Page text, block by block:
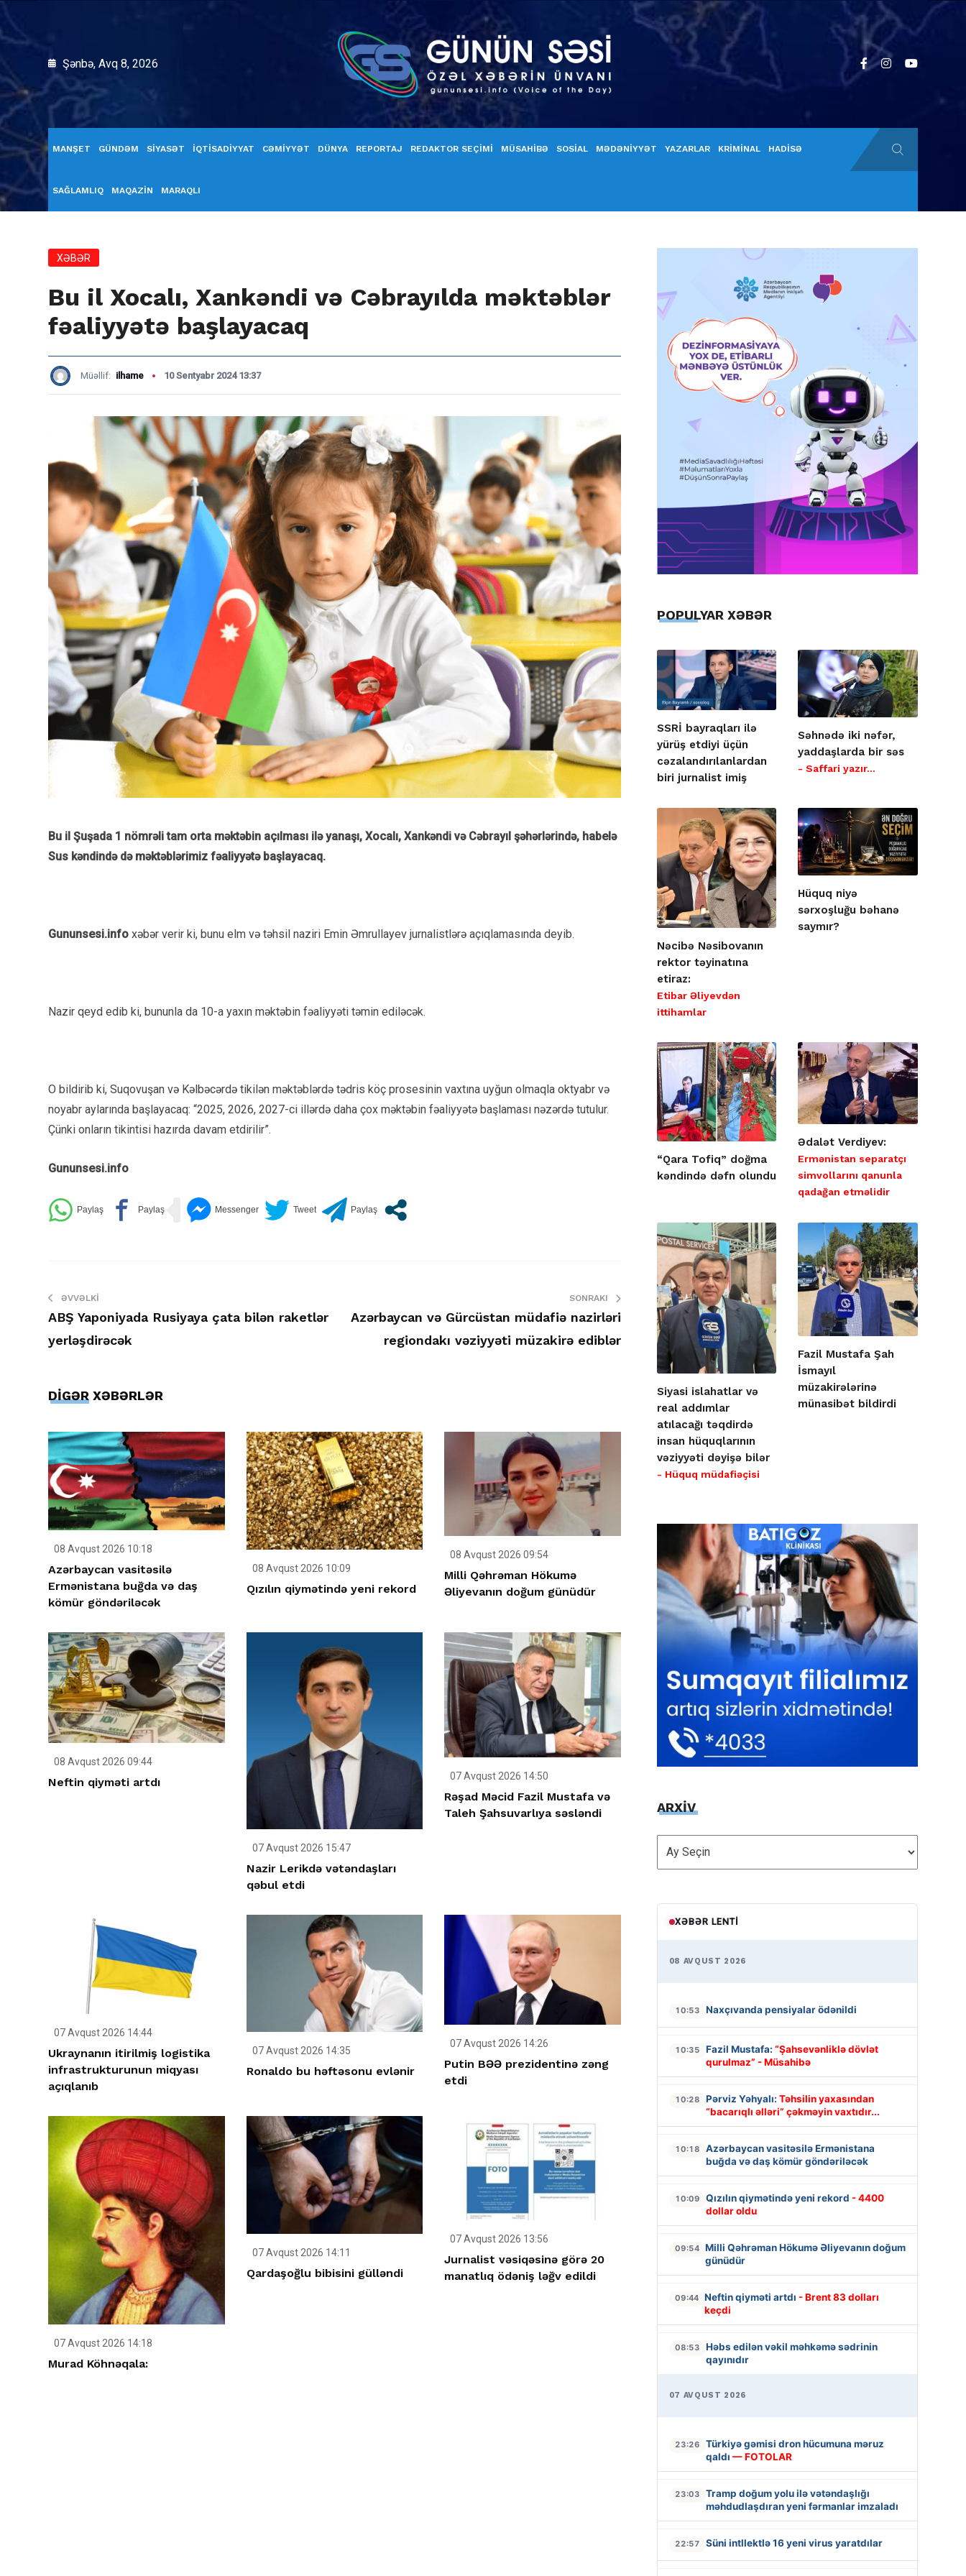
Şənbə, Avq 8, 2026
MANŞET GÜNDƏM SİYASƏT İQTİSADİYYAT CƏMİYYƏT DÜNYA REPORTAJ REDAKTOR SEÇİMİ MÜSAHİBƏ SOSİAL MƏDƏNİYYƏT YAZARLAR KRİMİNAL HADİSƏ
SAĞLAMLIQ MAQAZİN MARAQLI
XƏBƏR
Bu il Xocalı, Xankəndi və Cəbrayılda məktəblər
fəaliyyətə başlayacaq
Müəllif: ilhame 10 Sentyabr 2024 13:37
Bu il Şuşada 1 nömrəli tam orta məktəbin açılması ilə yanaşı, Xocalı, Xankəndi və Cəbrayıl şəhərlərində, habelə
Sus kəndində də məktəblərimiz fəaliyyətə başlayacaq.
Gununsesi.info xəbər verir ki, bunu elm və təhsil naziri Emin Əmrullayev jurnalistlərə açıqlamasında deyib.
Nazir qeyd edib ki, bununla da 10-a yaxın məktəbin fəaliyyəti təmin ediləcək.
O bildirib ki, Suqovuşan və Kəlbəcərdə tikilən məktəblərdə tədris köç prosesinin vaxtına uyğun olmaqla oktyabr və
noyabr aylarında başlayacaq: “2025, 2026, 2027-ci illərdə daha çox məktəbin fəaliyyətə başlaması nəzərdə tutulur.
Çünki onların tikintisi hazırda davam etdirilir”.
Gununsesi.info
ƏVVƏLKI
ABŞ Yaponiyada Rusiyaya çata bilən raketlər
yerləşdirəcək
SONRAKI
Azərbaycan və Gürcüstan müdafiə nazirləri
regiondakı vəziyyəti müzakirə ediblər
DİGƏR XƏBƏRLƏR
08 Avqust 2026 10:18
Azərbaycan vasitəsilə
Ermənistana buğda və daş
kömür göndəriləcək
08 Avqust 2026 10:09
Qızılın qiymətində yeni rekord
08 Avqust 2026 09:54
Milli Qəhrəman Hökumə
Əliyevanın doğum günüdür
08 Avqust 2026 09:44
Neftin qiyməti artdı
07 Avqust 2026 15:47
Nazir Lerikdə vətəndaşları
qəbul etdi
07 Avqust 2026 14:50
Rəşad Məcid Fazil Mustafa və
Taleh Şahsuvarlıya səsləndi
07 Avqust 2026 14:44
Ukraynanın itirilmiş logistika
infrastrukturunun miqyası
açıqlanıb
07 Avqust 2026 14:35
Ronaldo bu həftəsonu evlənir
07 Avqust 2026 14:26
Putin BƏƏ prezidentinə zəng
etdi
07 Avqust 2026 14:18
Murad Köhnəqala:
07 Avqust 2026 14:11
Qardaşoğlu bibisini gülləndi
07 Avqust 2026 13:56
Jurnalist vəsiqəsinə görə 20
manatlıq ödəniş ləğv edildi
POPULYAR XƏBƏR
SSRİ bayraqları ilə
yürüş etdiyi üçün
cəzalandırılanlardan
biri jurnalist imiş
Səhnədə iki nəfər,
yaddaşlarda bir səs
- Saffari yazır…
Nəcibə Nəsibovanın
rektor təyinatına
etiraz:
Etibar Əliyevdən
ittihamlar
Hüquq niyə
sərxoşluğu bəhanə
saymır?
“Qara Tofiq” doğma
kəndində dəfn olundu
Ədalət Verdiyev:
Ermənistan separatçı
simvollarını qanunla
qadağan etməlidir
Siyasi islahatlar və
real addımlar
atılacağı təqdirdə
insan hüquqlarının
vəziyyəti dəyişə bilər
- Hüquq müdafiəçisi
Fazil Mustafa Şah
İsmayıl
müzakirələrinə
münasibət bildirdi
ARXİV
ARXİV
XƏBƏR LENTI
08 AVQUST 2026
10:53 Naxçıvanda pensiyalar ödənildi
10:35 Fazil Mustafa: “Şahsevənliklə dövlət
qurulmaz” - Müsahibə
10:28 Pərviz Yəhyalı: Təhsilin yaxasından
“bacarıqlı əlləri” çəkməyin vaxtıdır...
10:18
Azərbaycan vasitəsilə Ermənistana
buğda və daş kömür göndəriləcək
10:09 Qızılın qiymətində yeni rekord - 4400
dollar oldu
09:54 Milli Qəhrəman Hökumə Əliyevanın doğum
günüdür
09:44 Neftin qiyməti artdı - Brent 83 dolları
keçdi
08:53
Həbs edilən vəkil məhkəmə sədrinin
qayınıdır
07 AVQUST 2026
23:26
Türkiyə gəmisi dron hücumuna məruz
qaldı — FOTOLAR
23:03
Tramp doğum yolu ilə vətəndaşlığı
məhdudlaşdıran yeni fərmanlar imzaladı
22:57 Süni intllektlə 16 yeni virus yaratdılar